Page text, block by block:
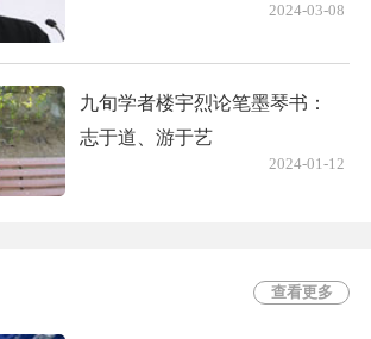
2024-03-08
九旬学者楼宇烈论笔墨琴书：
志于道、游于艺
2024-01-12
查看更多